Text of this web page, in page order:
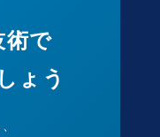
術で
ょう